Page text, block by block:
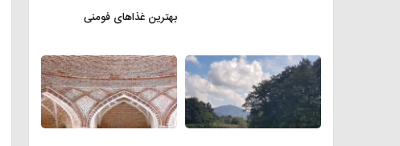
بهترین غذاهای فومنی